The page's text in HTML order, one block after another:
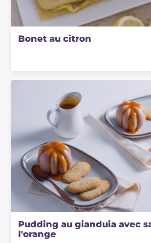
Bonet au citron
Pudding au gianduia avec
l'orange